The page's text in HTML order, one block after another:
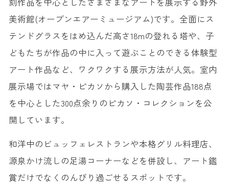
美術館(オープンエアーミュージアム)です。全面にス
テンドグラスをはめ込んだ高さ18mの登れる塔や、子
どもたちが作品の中に入って遊ぶことのできる体験型
アート作品など、ワクワクする展示方法が人気。室内
展示場ではマヤ・ピカソから購入した陶芸作品188点
を中心とした300点余りのピカソ・コレクションを公
開しています。
和洋中のビュッフェレストランや本格グリル料理店、
源泉かけ流しの足湯コーナーなどを併設し、アート鑑
賞だけでなくのんびり過ごせるスポットです。